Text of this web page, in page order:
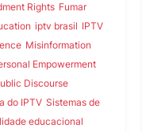
Rights Fumar
iptv brasil IPTV
Misinformation
Empowerment
Discourse
do IPTV Sistemas de
educacional